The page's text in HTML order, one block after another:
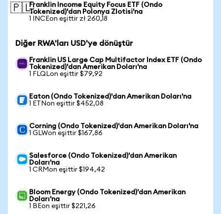
🇵🇱Franklin Income Equity Focus ETF (Ondo
Tokenized)'dan Polonya Zlotisi'na
1 INCEon eşittir zł 260,18
Diğer RWA'ları USD'ye dönüştür
Franklin US Large Cap Multifactor Index ETF (Ondo
Tokenized)'dan Amerikan Doları'na
1 FLQLon eşittir $79,92
Eaton (Ondo Tokenized)'dan Amerikan Doları'na
1 ETNon eşittir $452,08
Corning (Ondo Tokenized)'dan Amerikan Doları'na
1 GLWon eşittir $167,86
Salesforce (Ondo Tokenized)'dan Amerikan
Doları'na
1 CRMon eşittir $194,42
Bloom Energy (Ondo Tokenized)'dan Amerikan
Doları'na
1 BEon eşittir $221,26